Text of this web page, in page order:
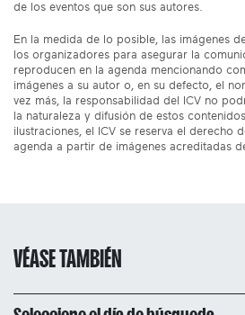
de los eventos que son sus autores.
En la medida de lo posible, las imágenes
los organizadores para asegurar la
reproducen en la agenda mencionando
imágenes a su autor o, en su defecto, el
vez más, la responsabilidad del ICV no
la naturaleza y difusión de estos
ilustraciones, el ICV se reserva el derecho
agenda a partir de imágenes acreditadas
VÉASE TAMBIÉN